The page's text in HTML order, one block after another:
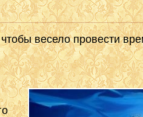
весело провести